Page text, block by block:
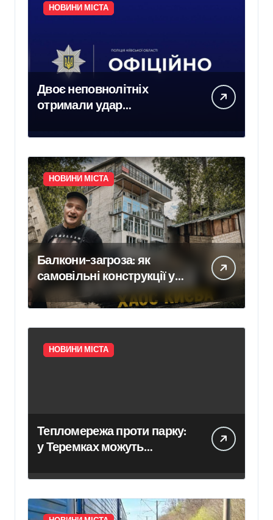
НОВИНИ МІСТА
Двоє неповнолітніх
отримали удар
залізничних коліях у
Броварах
НОВИНИ МІСТА
Балкони-загроза: як
самовільні конструкції у
Києві псують фасади
будинків і ставлять під
ризик сусідів
НОВИНИ МІСТА
Тепломережа проти парку:
у Теремках можуть